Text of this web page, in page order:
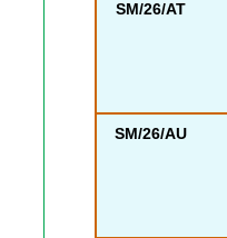
SM/26/AT
SM/26/AU